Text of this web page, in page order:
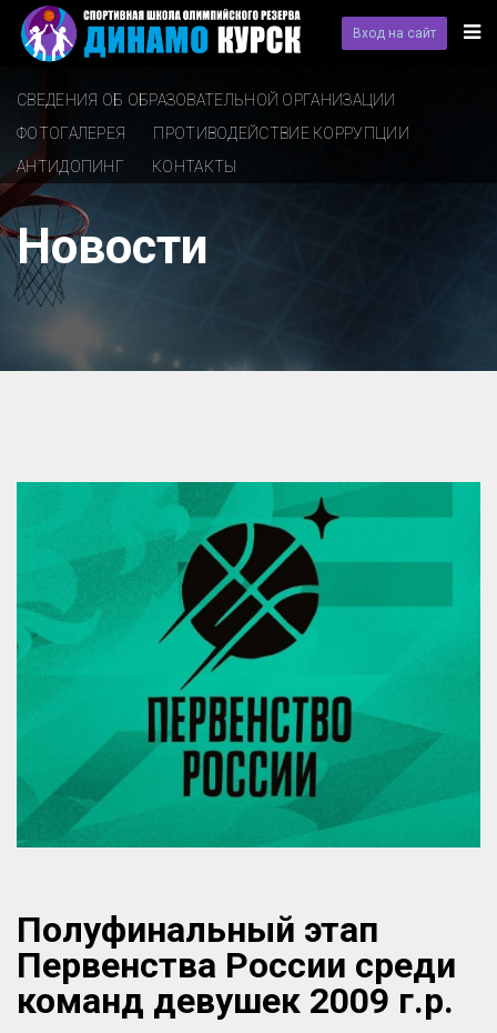
Вход на сайт
СВЕДЕНИЯ ОБ ОБРАЗОВАТЕЛЬНОЙ ОРГАНИЗАЦИИ
ФОТОГАЛЕРЕЯ
ПРОТИВОДЕЙСТВИЕ КОРРУПЦИИ
АНТИДОПИНГ
КОНТАКТЫ
Новости
Полуфинальный этап
Первенства России среди
команд девушек 2009 г.р.